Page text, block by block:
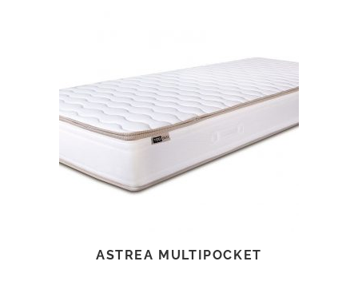
TOVÁBB OLVASOM
ASTREA MULTIPOCKET